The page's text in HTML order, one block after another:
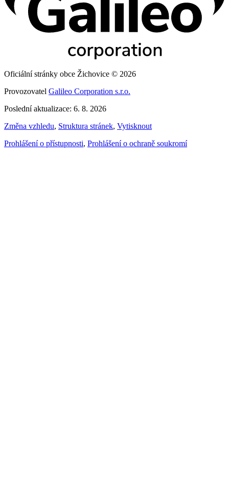
Oficiální stránky obce Žichovice © 2026
Provozovatel Galileo Corporation s.r.o.
Poslední aktualizace: 6. 8. 2026
Změna vzhledu, Struktura stránek, Vytisknout
Prohlášení o přístupnosti, Prohlášení o ochraně soukromí